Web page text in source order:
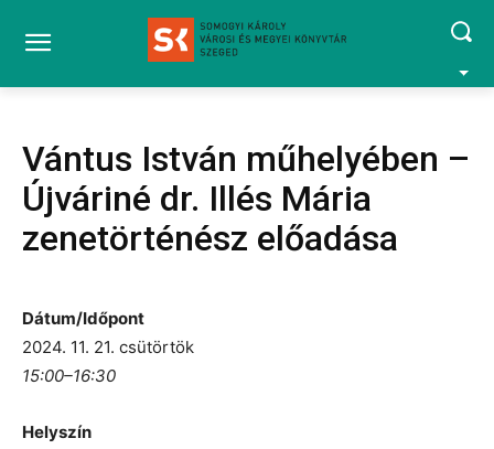
Vántus István műhelyében –
Újváriné dr. Illés Mária
zenetörténész előadása
Dátum/Időpont
2024. 11. 21. csütörtök
15:00–16:30
Helyszín